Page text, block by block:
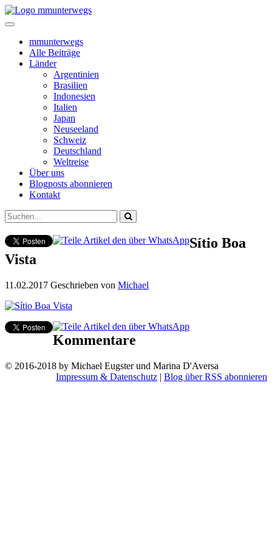
mmunterwegs
Alle Beiträge
Länder
Argentinien
Brasilien
Indonesien
Italien
Japan
Neuseeland
Schweiz
Deutschland
Weltreise
Über uns
Blogposts abonnieren
Kontakt
Sítio Boa
Vista
11.02.2017 Geschrieben von Michael
Kommentare
© 2016-2018 by Michael Eugster und Marina D'Aversa
Impressum & Datenschutz | Blog über RSS abonnieren